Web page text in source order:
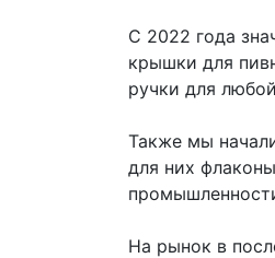
С 2022 года
крышки для
ручки для
Также мы
для них
На рынок в